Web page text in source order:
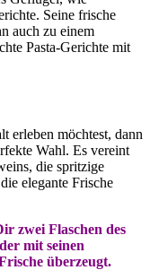
Seine frische
auch zu einem
Pasta-Gerichte mit
erleben möchtest, dann
Wahl. Es vereint
die spritzige
elegante Frische
zwei Flaschen des
mit seinen
überzeugt.